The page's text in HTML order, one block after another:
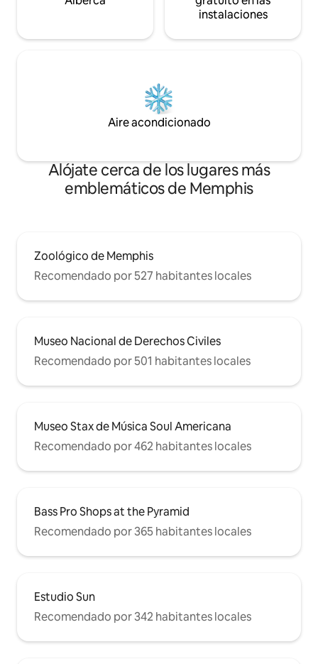
instalaciones
Aire acondicionado
Alójate cerca de los lugares más
emblemáticos de Memphis
Zoológico de Memphis
Recomendado por 527 habitantes locales
Museo Nacional de Derechos Civiles
Recomendado por 501 habitantes locales
Museo Stax de Música Soul Americana
Recomendado por 462 habitantes locales
Bass Pro Shops at the Pyramid
Recomendado por 365 habitantes locales
Estudio Sun
Recomendado por 342 habitantes locales